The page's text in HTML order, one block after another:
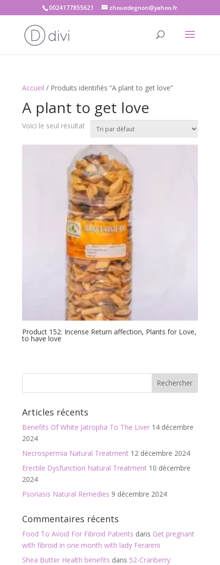
0024177855621 zhouedegnon@yahoo.fr
Accueil / Produits identifiés “A plant to get love”
A plant to get love
Voici le seul résultat
Product 152: Incense Return affection, Plants for Love,
to have love
Articles récents
Benefits Of White Jatropha To The Liver 14 décembre
2024
Necrospermia Natural Treatment 12 décembre 2024
Erectile Dysfunction Natural Treatment 10 décembre
2024
Psoriasis Natural Remedies 9 décembre 2024
Commentaires récents
Food To Avoid For Fibroid Patients dans Get pregnant
with fibroid in one month with lady Feranmi
Shea Butter Health benefits dans 52-Cranberry